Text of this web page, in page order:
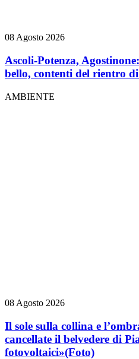
08 Agosto 2026
Ascoli-Potenza,
bello, contenti del rientro
AMBIENTE
08 Agosto 2026
Il sole sulla collina e
cancellate il belvedere di
fotovoltaici»(Foto)